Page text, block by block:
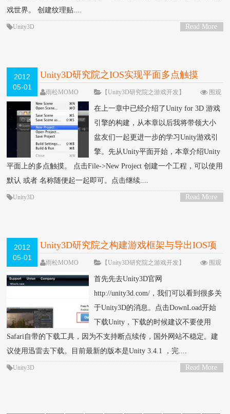
戏世界。 创建纹理贴....
Read More
Unity3D
2012
05-01
Unity3D研究院之IOS实现平面多点触摸
（二）
雨松MOMO 【Unity3D研究院之游戏开发】
围观
60032次
22 条评论
在上一章中已经介绍了Unity for 3D 游戏
引擎的构建，从本章以后我将带领大小
盆友们一起更进一步的学习Unity游戏引
擎。先从Unity平面开始，本章介绍Unity
平面上的多点触摸。 点击File->New Project 创建一个工程，可以使用
默认 或者 名称随便起一起即可。点击继续....
Read More
Unity3D
2012
05-01
Unity3D研究院之构建游戏框架与导出IOS项
目（一）
雨松MOMO 【Unity3D研究院之游戏开发】
围观
首先先去Unity3D官网
http://unity3d.com/，我们可以看到很多关
于Unity3D的消息。点击DownLoad开始
下载Unity，下载的时候建议不要使用
Safari自带的下载工具，因为不支持断点续传，国外网站不稳定。建
议使用迅雷去下载。目前最新的版本是Unity 3.4.1 ，完....
Read More
Unity3D